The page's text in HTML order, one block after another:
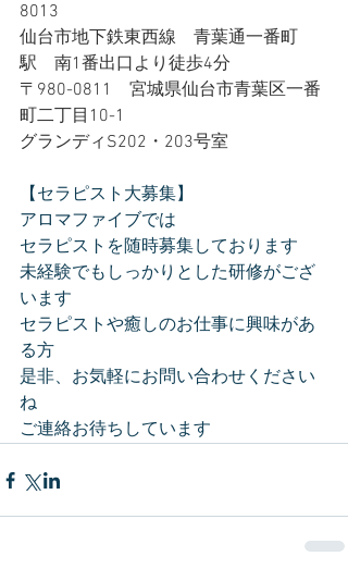
8013
仙台市地下鉄東西線　青葉通一番町
駅　南1番出口より徒歩4分
〒980-0811　宮城県仙台市青葉区一番
町二丁目10-1
グランディS202・203号室
【セラピスト大募集】
アロマファイブでは
セラピストを随時募集しております
未経験でもしっかりとした研修がござ
います
セラピストや癒しのお仕事に興味があ
る方
是非、お気軽にお問い合わせください
ね
ご連絡お待ちしています